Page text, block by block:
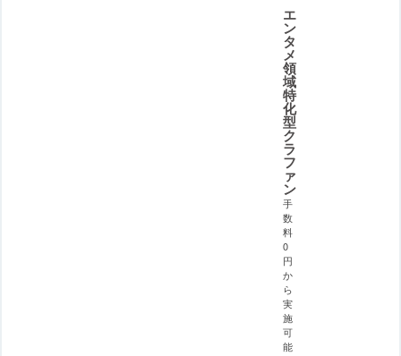
エ
ン
タ
メ
領
域
特
化
型
ク
ラ
フ
ァ
ン
手
数
料
0
円
か
ら
実
施
可
能